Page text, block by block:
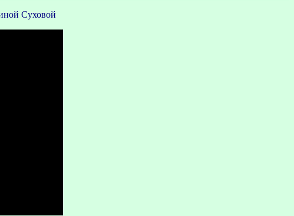
Суховой